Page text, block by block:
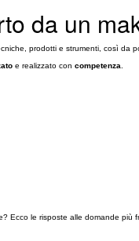
da un
prodotti e strumenti, così da
e realizzato con competenza
Ecco le risposte alle domande più